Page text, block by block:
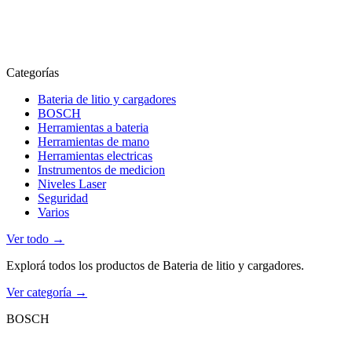
Categorías
Bateria de litio y cargadores
BOSCH
Herramientas a bateria
Herramientas de mano
Herramientas electricas
Instrumentos de medicion
Niveles Laser
Seguridad
Varios
Ver todo →
Explorá todos los productos de Bateria de litio y cargadores.
Ver categoría →
BOSCH